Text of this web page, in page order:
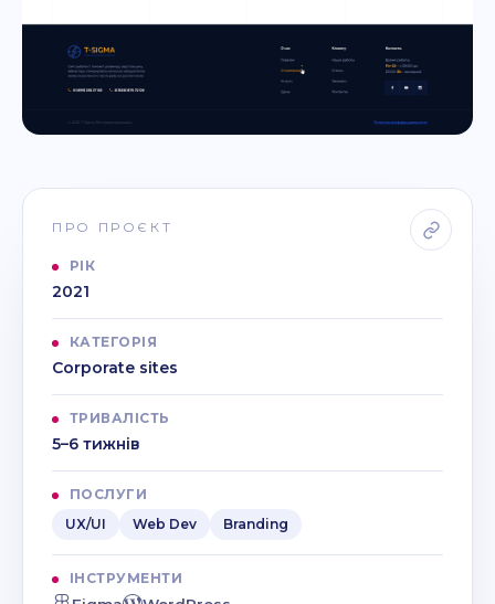
ПРО ПРОЄКТ
РІК
2021
КАТЕГОРІЯ
Corporate sites
ТРИВАЛІСТЬ
5–6 тижнів
ПОСЛУГИ
UX/UI
Web Dev Branding
ІНСТРУМЕНТИ